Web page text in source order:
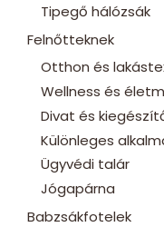
Tipegő hálózsák
Felnőtteknek
Otthon és
Wellness és
Divat és
Különleges
Ügyvédi talár
Jógapárna
Babzsákfotelek